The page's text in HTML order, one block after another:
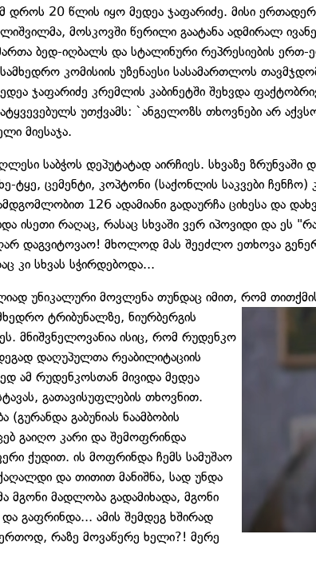
დროს 20 წლის იყო მედეა ჯაფარიძე. მისი
მოსკოვში წერილი გაატანა ადმირალ
ბედ-იღბალს და სტალინური რეპრესიების
კომისიის უზენაესი სასამართლოს
ჯაფარიძე კრემლის კაბინეტში შეხვდა
უთქვამს: `ანგელოზს თხოვნები არ
მიესაჯა.
საბჭოს დეპუტატად აირჩიეს. სხვაზე
ტყე, ცემენტი, კოპტონი (საქონლის საკვები
126 ადამიანი გადაურჩა ციხესა და
ისეთი რაღაც, რასაც სხვაში ვერ იპოვიდი და ეს
დაგვიტოვაო! მხოლოდ მას შეეძლო ეთხოვა
კი სხვას სჭირდებოდა...
უნიკალური მოვლენა თუნდაც იმით, რომ
ტრიბუნალზე, ნიურბერგის
მნიშვნელოვანია ისიც, რომ რუდენკო
დაღუპულთა რეაბილიტაციის
ამ რუდენკოსთან მივიდა მედეა
გათავისუფლების თხოვნით.
გაბუნიას ნაამბობის
გაიღო კარი და შემოფრინდა
ქუდით. ის მოფრინდა ჩემს სამუშაო
და თითით მანიშნა, სად უნდა
მგონი მადლობა გადამიხადა, მგონი
გაფრინდა... ამის შემდეგ ხშირად
რაზე მოვაწერე ხელი?! მერე